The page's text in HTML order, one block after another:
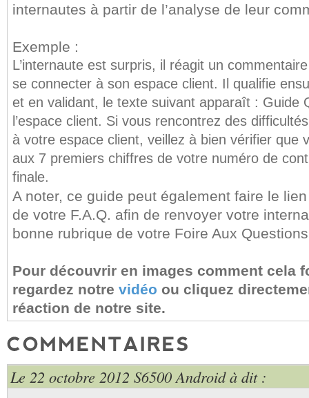
internautes à partir de l’analyse de leur
Exemple :
L’internaute est surpris, il réagit un
se connecter à son espace client. Il qualifie
et en validant, le texte suivant apparaît : Guide
l’espace client. Si vous rencontrez des
à votre espace client, veillez à bien vérifier que
aux 7 premiers chiffres de votre numéro de
finale.
A noter, ce guide peut également faire le
de votre F.A.Q. afin de renvoyer votre
bonne rubrique de votre Foire Aux
Pour découvrir en images comment cela
regardez notre vidéo ou cliquez
réaction de notre site.
Le 22 octobre 2012 S6500 Androidà dit :